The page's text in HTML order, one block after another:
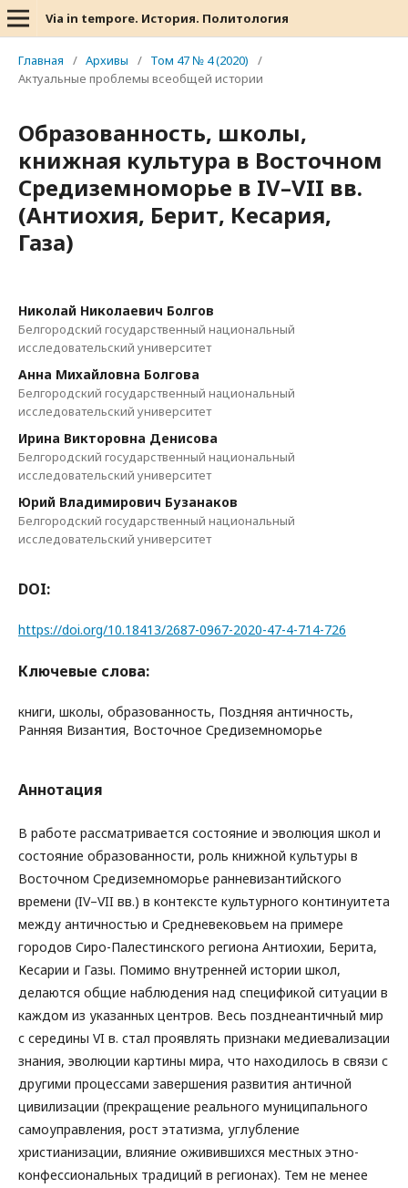
Via in tempore. История. Политология
Главная / Архивы / Том 47 № 4 (2020)
/
Актуальные проблемы всеобщей истории
Образованность, школы,
книжная культура в Восточном
Средиземноморье в IV–VII вв.
(Антиохия, Берит, Кесария,
Газа)
Николай Николаевич Болгов
Белгородский государственный национальный
исследовательский университет
Анна Михайловна Болгова
Белгородский государственный национальный
исследовательский университет
Ирина Викторовна Денисова
Белгородский государственный национальный
исследовательский университет
Юрий Владимирович Бузанаков
Белгородский государственный национальный
исследовательский университет
DOI:
https://doi.org/10.18413/2687-0967-2020-47-4-714-726
Ключевые слова:
книги, школы, образованность, Поздняя античность,
Ранняя Византия, Восточное Средиземноморье
Аннотация
В работе рассматривается состояние и эволюция школ и
состояние образованности, роль книжной культуры в
Восточном Средиземноморье ранневизантийского
времени (IV–VII вв.) в контексте культурного континуитета
между античностью и Средневековьем на примере
городов Сиро-Палестинского региона Антиохии, Берита,
Кесарии и Газы. Помимо внутренней истории школ,
делаются общие наблюдения над спецификой ситуации в
каждом из указанных центров. Весь позднеантичный мир
с середины VI в. стал проявлять признаки медиевализации
знания, эволюции картины мира, что находилось в связи с
другими процессами завершения развития античной
цивилизации (прекращение реального муниципального
самоуправления, рост этатизма, углубление
христианизации, влияние оживившихся местных этно-
конфессиональных традиций в регионах). Тем не менее